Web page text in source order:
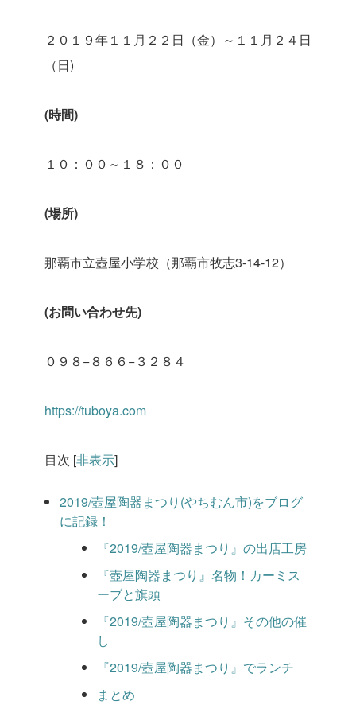
２０１９年１１月２２日（金）～１１月２４日
（日)
(時間)
１０：００～１８：００
(場所)
那覇市立壺屋小学校（那覇市牧志3-14-12）
(お問い合わせ先)
０９８−８６６−３２８４
https://tuboya.com
目次 [非表示]
2019/壺屋陶器まつり(やちむん市)をブログ
に記録！
『2019/壺屋陶器まつり』の出店工房
『壺屋陶器まつり』名物！カーミス
ーブと旗頭
『2019/壺屋陶器まつり』その他の催
し
『2019/壺屋陶器まつり』でランチ
まとめ